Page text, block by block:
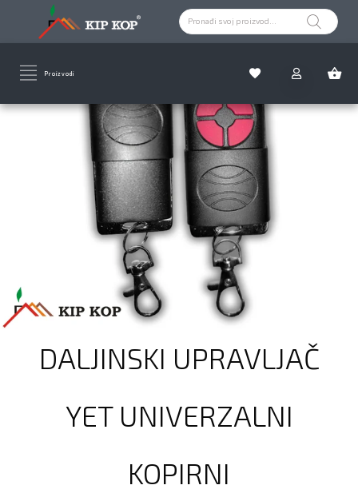
Proizvodi
DALJINSKI UPRAVLJAČ
YET UNIVERZALNI
KOPIRNI